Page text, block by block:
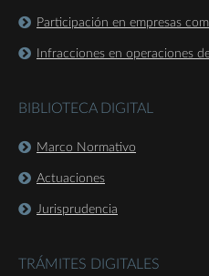
Participación en empresas
Infracciones en operaciones
BIBLIOTECA DIGITAL
Marco Normativo
Actuaciones
Jurisprudencia
TRÁMITES DIGITALES